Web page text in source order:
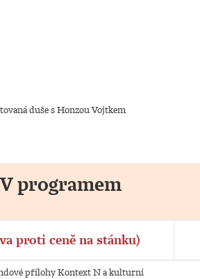
duše s Honzou Vojtkem
programem
proti ceně na stánku)
přílohy Kontext N a kulturní